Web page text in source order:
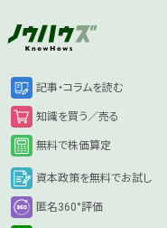
記事・コラムを読む
知識を買う／売る
無料で株価算定
資本政策を無料でお試し
匿名360°評価